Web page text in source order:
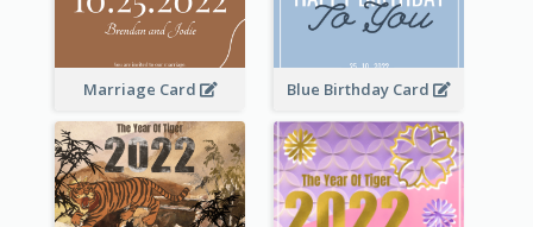
Marriage Card Blue Birthday Card